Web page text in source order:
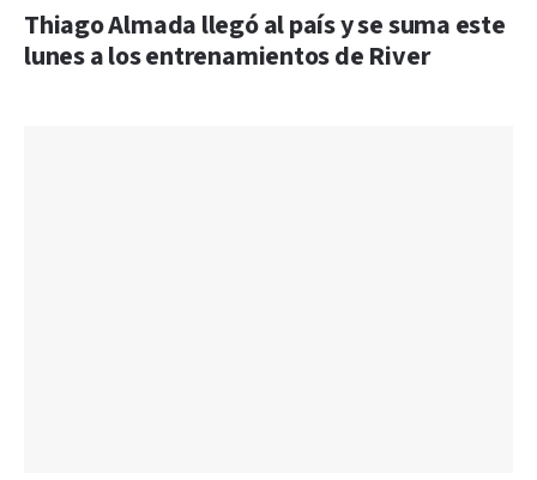
Thiago Almada llegó al país y se suma este
lunes a los entrenamientos de River